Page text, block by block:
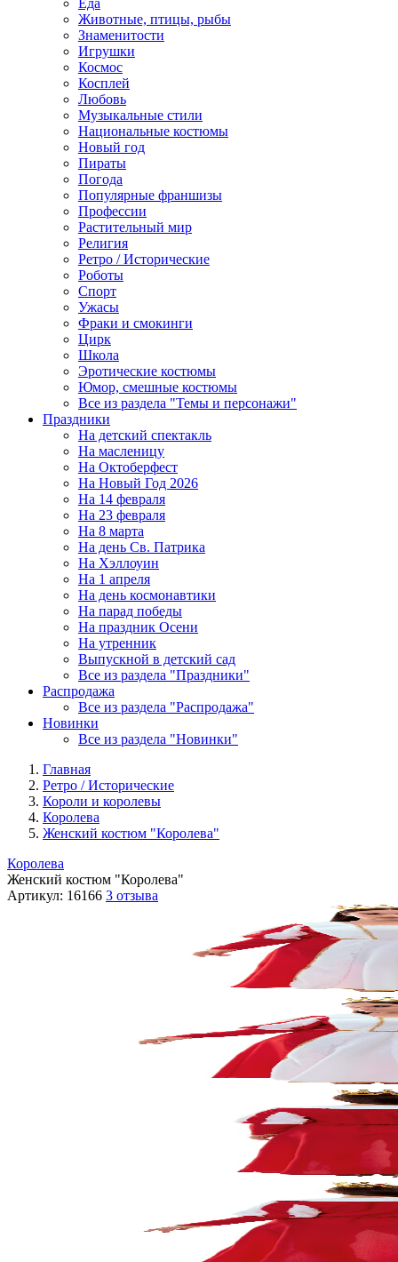
Еда
Животные, птицы, рыбы
Знаменитости
Игрушки
Космос
Косплей
Любовь
Музыкальные стили
Национальные костюмы
Новый год
Пираты
Погода
Популярные франшизы
Профессии
Растительный мир
Религия
Ретро / Исторические
Роботы
Спорт
Ужасы
Фраки и смокинги
Цирк
Школа
Эротические костюмы
Юмор, смешные костюмы
Все из раздела "Темы и персонажи"
Праздники
На детский спектакль
На масленицу
На Октоберфест
На Новый Год 2026
На 14 февраля
На 23 февраля
На 8 марта
На день Св. Патрика
На Хэллоуин
На 1 апреля
На день космонавтики
На парад победы
На праздник Осени
На утренник
Выпускной в детский сад
Все из раздела "Праздники"
Распродажа
Все из раздела "Распродажа"
Новинки
Все из раздела "Новинки"
Главная
Ретро / Исторические
Короли и королевы
Королева
Женский костюм "Королева"
Королева
Женский костюм "Королева"
Артикул: 16166 3 отзыва